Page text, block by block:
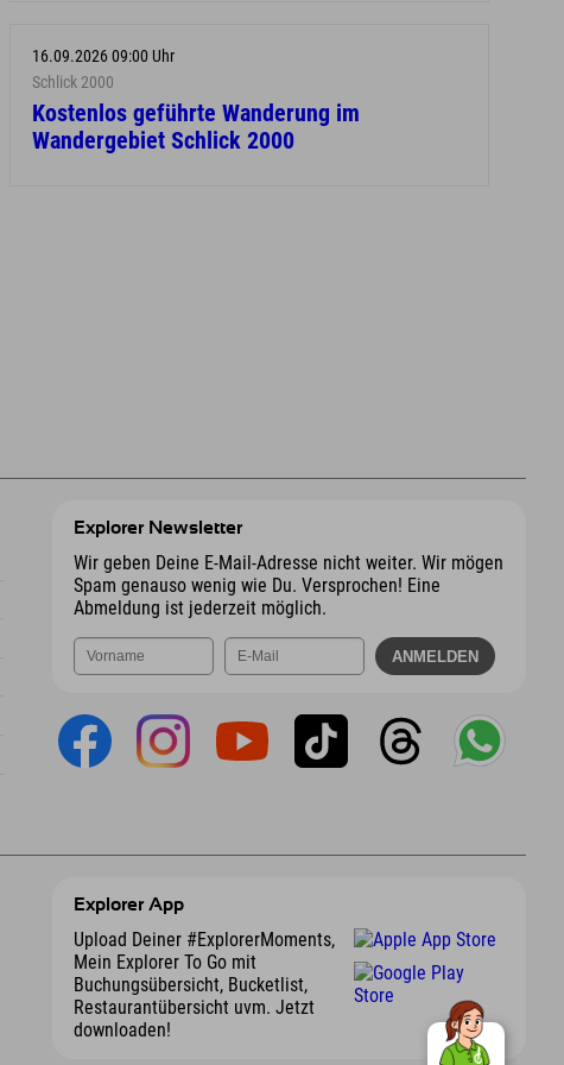
16.09.2026 09:00 Uhr
Schlick 2000
Kostenlos geführte Wanderung im
Wandergebiet Schlick 2000
Explorer Newsletter
Wir geben Deine E-Mail-Adresse nicht weiter. Wir mögen
Spam genauso wenig wie Du. Versprochen! Eine
Abmeldung ist jederzeit möglich.
Explorer App
Upload Deiner #ExplorerMoments,
Mein Explorer To Go mit
Buchungsübersicht, Bucketlist,
Restaurantübersicht uvm. Jetzt
downloaden!